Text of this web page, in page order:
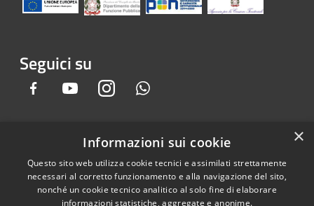
Seguici su
Facebook YoutubeInstagram
Accessibilità
Privacy
Gandino • Powered by
Municipium•Accesso
×
Informazioni sui cookie
Questo sito web utilizza cookie tecnici e assimilati strettamente
necessari al corretto funzionamento e alla navigazione del sito,
nonché un cookie tecnico analitico al solo fine di elaborare
informazioni statistiche, aggregate e anonime.